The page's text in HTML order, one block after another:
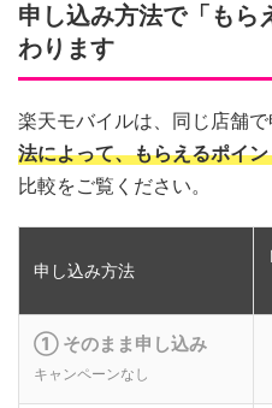
申し込み方法で「もら
わります
楽天モバイルは、同じ店舗
法によって、もらえるポイ
比較をご覧ください。
申し込み方法
① そのまま申し込み
キャンペーンなし